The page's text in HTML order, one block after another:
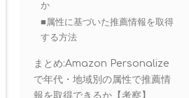
か
■属性に基づいた推薦情報を取得
する方法
まとめ:Amazon Personalize
で年代・地域別の属性で推薦情
報を取得できるか【考察】